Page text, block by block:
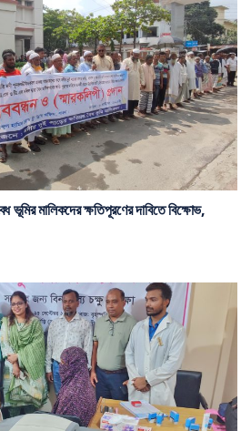
ভূমির মালিকদের ক্ষতিপূরণের দাবিতে বিক্ষোভ,